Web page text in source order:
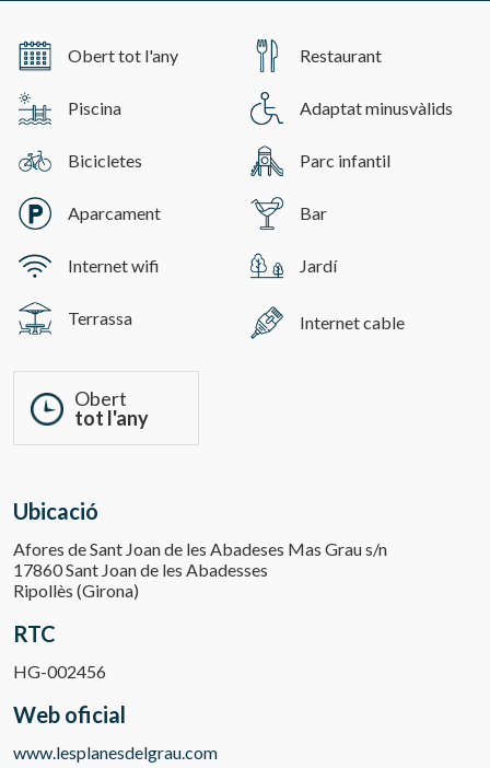
Obert tot l'any Restaurant
Piscina Adaptat minusvàlids
Bicicletes Parc infantil
Aparcament Bar
Internet wifi Jardí
Terrassa Internet cable
Obert
tot l'any
Ubicació
Afores de Sant Joan de les Abadeses Mas Grau s/n
17860 Sant Joan de les Abadesses
Ripollès (Girona)
RTC
HG-002456
Web oficial
www.lesplanesdelgrau.com